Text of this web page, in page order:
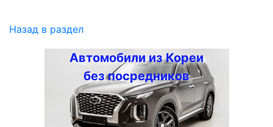
Назад в раздел
Автомобили из Кореи
без посредников